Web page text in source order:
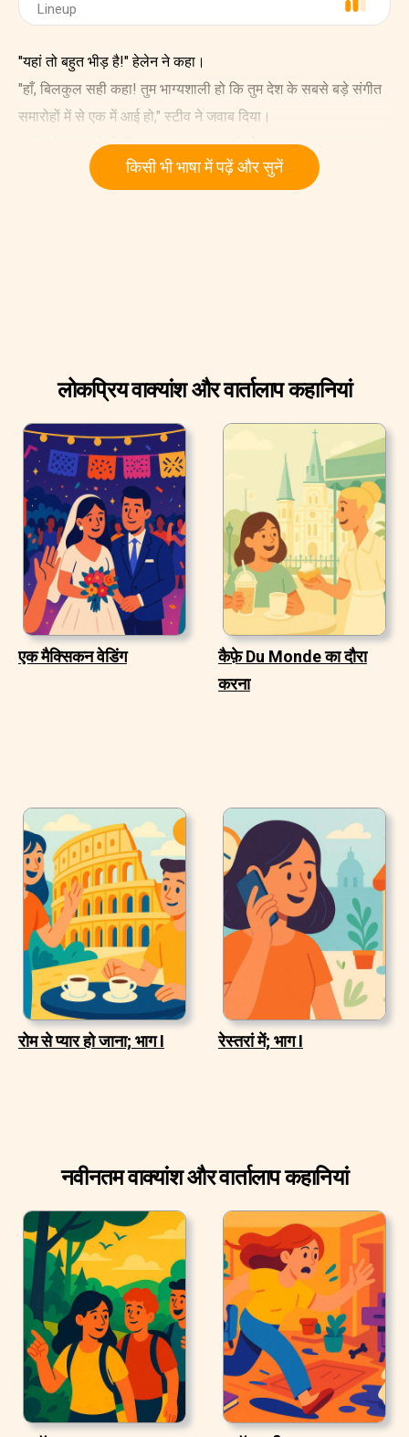
Lineup
"यहां तो बहुत भीड़ है!" हेलेन ने कहा।
"हाँ, बिलकुल सही कहा! तुम भाग्यशाली हो कि तुम देश के सबसे बड़े संगीत
समारोहों में से एक में आई हो," स्टीव ने जवाब दिया।
उनके दोस्त पहले से ही उनका इंतज़ार कर रहे थे।
"हैलो!" हेलेन ने कहा।किसी भी भाषा में पढ़ें और सुनें
लोकप्रिय वाक्यांश और वार्तालाप कहानियां
एक मैक्सिकन वेडिंग
कैफ़े Du Monde का दौरा
करना
रोम से प्यार हो जाना; भाग I रेस्तरां में; भाग I
नवीनतम वाक्यांश और वार्तालाप कहानियां